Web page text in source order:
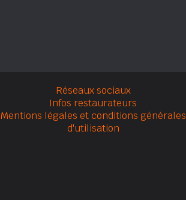
Réseaux sociaux
Infos restaurateurs
Mentions légales et conditions générales
d'utilisation